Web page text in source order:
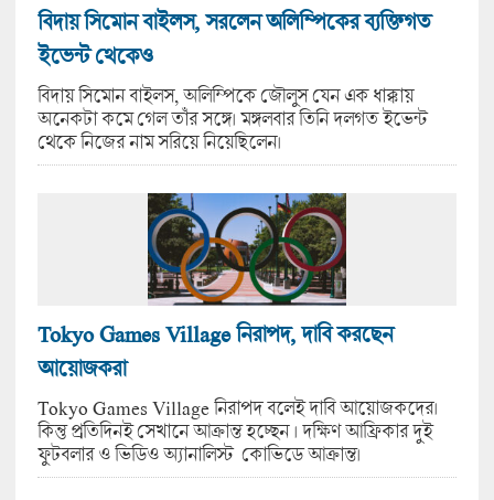
বিদায় সিমোন বাই‌লস, সরলেন অলিম্পিকের ব্যক্তিগত
ইভেন্ট থেকেও
বিদায় সিমোন বাই‌লস, অলিম্পিকে জৌলুস যেন এক ধাক্কায়
অনেকটা কমে গেল তাঁর সঙ্গে। মঙ্গলবার তিনি দলগত ইভেন্ট
থেকে নিজের নাম সরিয়ে নিয়েছিলেন।
Tokyo Games Village নিরাপদ, দাবি করছেন
আয়োজকরা
Tokyo Games Village নিরাপদ বলেই দাবি আয়োজকদের।
কিন্তু প্রতিদিনই সেখানে আক্রান্ত হচ্ছেন । দক্ষিণ আফ্রিকার দুই
ফুটবলার ও ভিডিও অ্যানালিস্ট কোভিডে আক্রান্ত।